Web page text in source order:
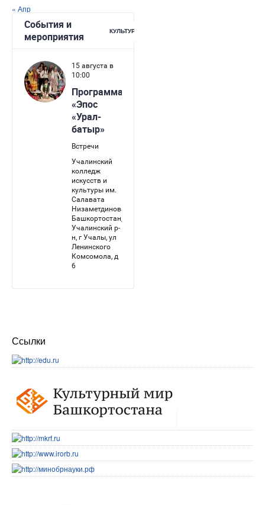
« Апр
Ссылки